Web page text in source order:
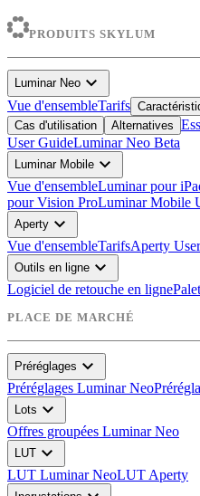
PRODUITS SKYLUM
Luminar Neo expand_more
Vue d'ensembleTarifs
Cas d'utilisation
Alternatives
User GuideLuminar Neo Beta
Luminar Mobile expand_more
Vue d'ensembleLuminar pour
pour Vision ProLuminar Mobile
Aperty expand_more
Vue d'ensembleTarifsAperty
Outils en ligne expand_more
Logiciel de retouche en ligne
PLACE DE MARCHÉ
Préréglages expand_more
Préréglages Luminar Neo
Lots expand_more
Offres groupées Luminar Neo
LUT expand_more
LUT Luminar NeoLUT Aperty